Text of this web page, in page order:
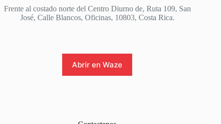
Frente al costado norte del Centro Diurno de, Ruta 109, San
José, Calle Blancos, Oficinas, 10803, Costa Rica.
Abrir en Waze